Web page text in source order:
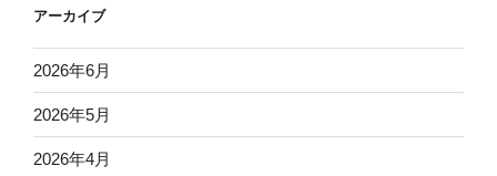
アーカイブ
2026年6月
2026年5月
2026年4月